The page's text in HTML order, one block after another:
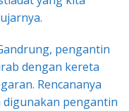
pengantin
dengan kereta
Rencananya
digunakan pengantin